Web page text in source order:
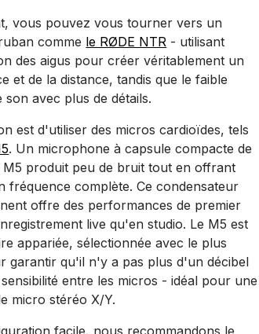
vous pouvez vous tourner vers un
comme le RØDE NTR - utilisant
des aigus pour créer véritablement un
et de la distance, tandis que le faible
avec plus de détails.
est d'utiliser des micros cardioïdes, tels
. Un microphone à capsule compacte de
M5 produit peu de bruit tout en offrant
fréquence complète. Ce condensateur
offre des performances de premier
live qu'en studio. Le M5 est
appariée, sélectionnée avec le plus
garantir qu'il n'y a pas plus d'un décibel
entre les micros - idéal pour une
micro stéréo X/Y.
facile, nous recommandons le